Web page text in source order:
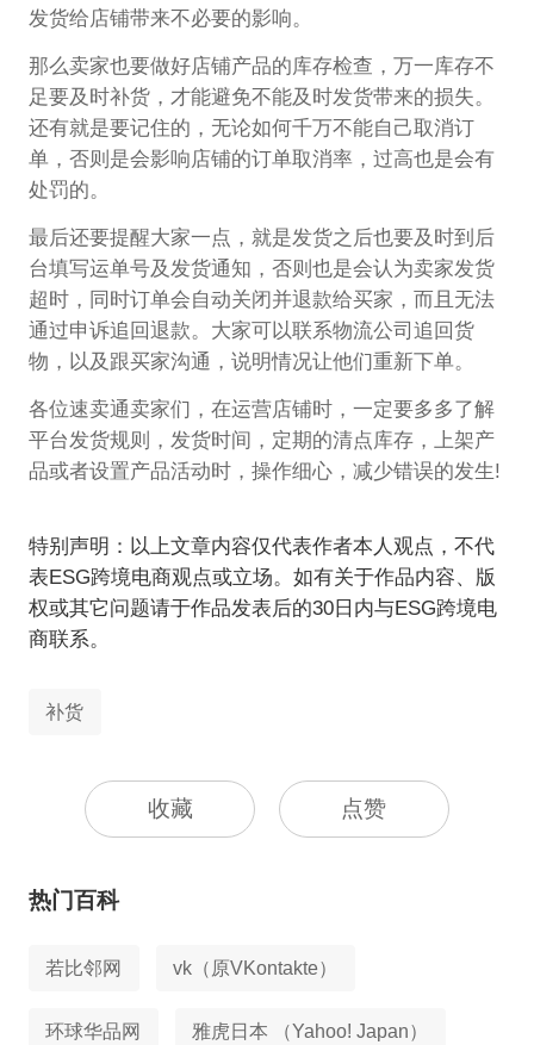
发货给店铺带来不必要的影响。
那么卖家也要做好店铺产品的库存检查，万一库存不
足要及时补货，才能避免不能及时发货带来的损失。
还有就是要记住的，无论如何千万不能自己取消订
单，否则是会影响店铺的订单取消率，过高也是会有
处罚的。
最后还要提醒大家一点，就是发货之后也要及时到后
台填写运单号及发货通知，否则也是会认为卖家发货
超时，同时订单会自动关闭并退款给买家，而且无法
通过申诉追回退款。大家可以联系物流公司追回货
物，以及跟买家沟通，说明情况让他们重新下单。
各位速卖通卖家们，在运营店铺时，一定要多多了解
平台发货规则，发货时间，定期的清点库存，上架产
品或者设置产品活动时，操作细心，减少错误的发生!
特别声明：以上文章内容仅代表作者本人观点，不代
表ESG跨境电商观点或立场。如有关于作品内容、版
权或其它问题请于作品发表后的30日内与ESG跨境电
商联系。
补货
收藏 点赞
热门百科
若比邻网 vk（原VKontakte）
环球华品网 雅虎日本 （Yahoo! Japan）